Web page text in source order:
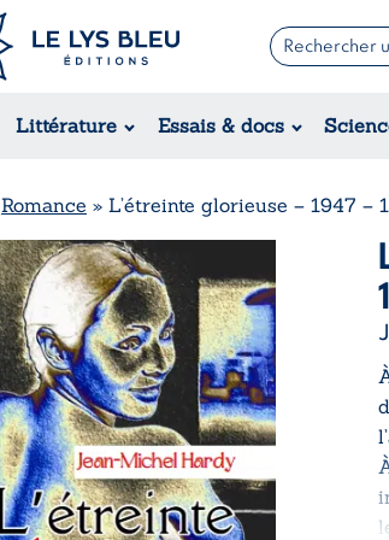
Littérature Essais & docs
Romans
Suspense / Thriller / Policier
Romance » L’étreinte glorieuse – 1947 –